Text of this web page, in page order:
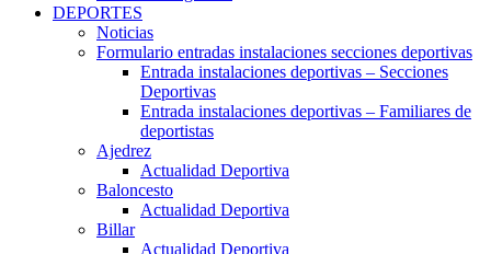
DEPORTES
Noticias
Formulario entradas instalaciones secciones deportivas
Entrada instalaciones deportivas – Secciones
Deportivas
Entrada instalaciones deportivas – Familiares de
deportistas
Ajedrez
Actualidad Deportiva
Baloncesto
Actualidad Deportiva
Billar
Actualidad Deportiva